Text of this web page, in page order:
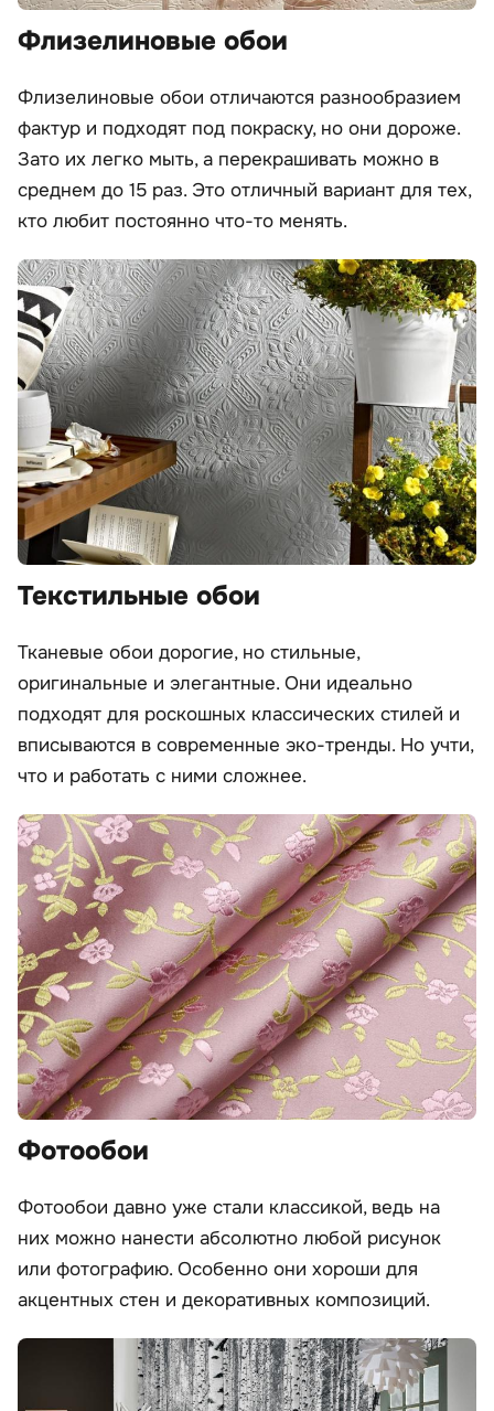
Флизелиновые обои
Флизелиновые обои отличаются разнообразием
фактур и подходят под покраску, но они дороже.
Зато их легко мыть, а перекрашивать можно в
среднем до 15 раз. Это отличный вариант для тех,
кто любит постоянно что-то менять.
Текстильные обои
Тканевые обои дорогие, но стильные,
оригинальные и элегантные. Они идеально
подходят для роскошных классических стилей и
вписываются в современные эко-тренды. Но учти,
что и работать с ними сложнее.
Фотообои
Фотообои давно уже стали классикой, ведь на
них можно нанести абсолютно любой рисунок
или фотографию. Особенно они хороши для
акцентных стен и декоративных композиций.